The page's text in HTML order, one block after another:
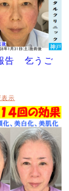
かりましたの
ザートーニング
せました。４
加となりま
果があります
･小顔効果は倍
ト内容」内、ハ
回で劇的に小顔
しゃたのです
。残念無念。
告 乞うご
表示